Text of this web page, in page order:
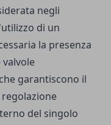
negli
di un
la presenza
garantiscono il
del singolo